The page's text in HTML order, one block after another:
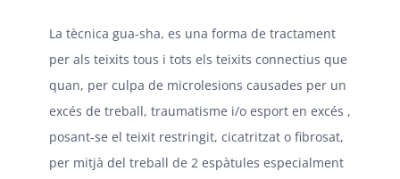
La tècnica gua-sha, es una forma de tractament
per als teixits tous i tots els teixits connectius que
quan, per culpa de microlesions causades per un
excés de treball, traumatisme i/o esport en excés ,
posant-se el teixit restringit, cicatritzat o fibrosat,
per mitjà del treball de 2 espàtules especialment